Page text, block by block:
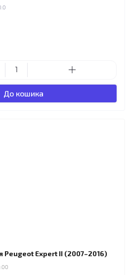
До кошика
Peugeot Expert II (2007–2016)